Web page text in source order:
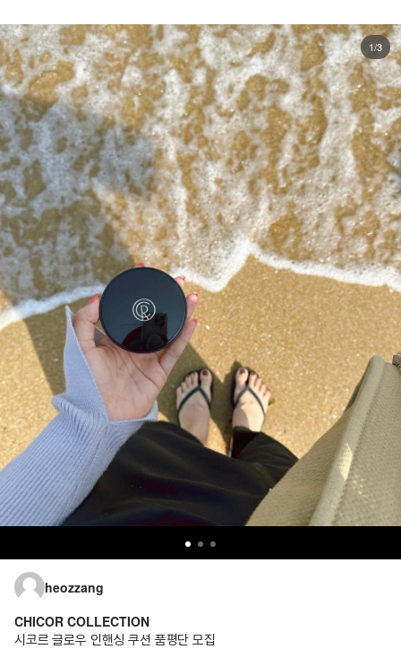
1/3
heozzang
CHICOR COLLECTION
시코르 글로우 인핸싱 쿠션 품평단 모집